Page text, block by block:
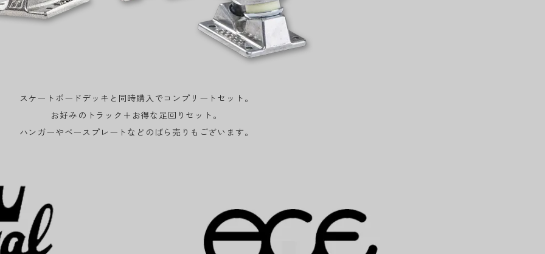
スケートボードデッキと同時購入でコンプリートセット。
お好みのトラック＋お得な足回りセット。
ハンガーやベースプレートなどのばら売りもございます。